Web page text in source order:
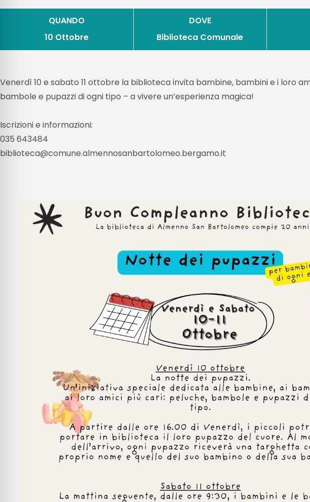
QUANDO
10 Ottobre
DOVE
Biblioteca Comunale
Venerdì 10 e sabato 11 ottobre la biblioteca invita bambine, bambini e i loro
bambole e pupazzi di ogni tipo – a vivere un’esperienza magica!
Iscrizioni e informazioni:
035 643484
biblioteca@comune.almennosanbartolomeo.bergamo.it